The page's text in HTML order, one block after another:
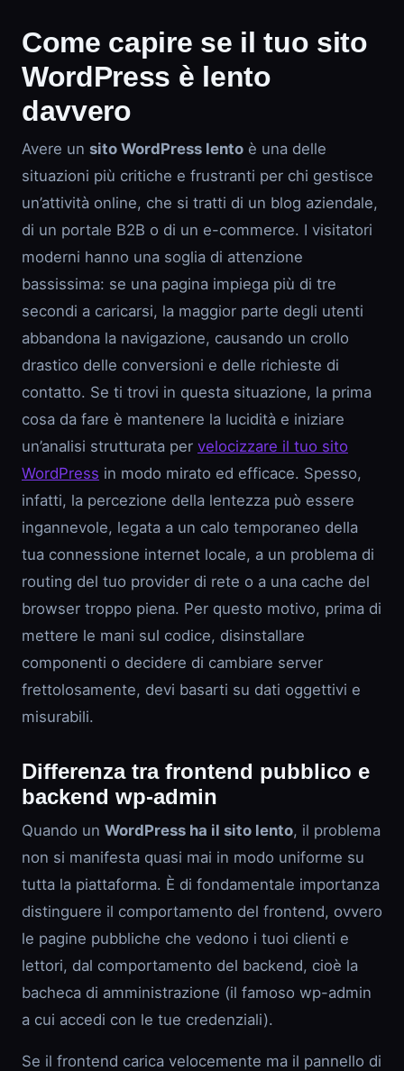
Come capire se il tuo sito
WordPress è lento
davvero
Avere un sito WordPress lento è una delle
situazioni più critiche e frustranti per chi gestisce
un’attività online, che si tratti di un blog aziendale,
di un portale B2B o di un e-commerce. I visitatori
moderni hanno una soglia di attenzione
bassissima: se una pagina impiega più di tre
secondi a caricarsi, la maggior parte degli utenti
abbandona la navigazione, causando un crollo
drastico delle conversioni e delle richieste di
contatto. Se ti trovi in questa situazione, la prima
cosa da fare è mantenere la lucidità e iniziare
un’analisi strutturata per velocizzare il tuo sito
WordPress in modo mirato ed efficace. Spesso,
infatti, la percezione della lentezza può essere
ingannevole, legata a un calo temporaneo della
tua connessione internet locale, a un problema di
routing del tuo provider di rete o a una cache del
browser troppo piena. Per questo motivo, prima di
mettere le mani sul codice, disinstallare
componenti o decidere di cambiare server
frettolosamente, devi basarti su dati oggettivi e
misurabili.
Differenza tra frontend pubblico e
backend wp-admin
Quando un WordPress ha il sito lento, il problema
non si manifesta quasi mai in modo uniforme su
tutta la piattaforma. È di fondamentale importanza
distinguere il comportamento del frontend, ovvero
le pagine pubbliche che vedono i tuoi clienti e
lettori, dal comportamento del backend, cioè la
bacheca di amministrazione (il famoso wp-admin
a cui accedi con le tue credenziali).
Se il frontend carica velocemente ma il pannello di